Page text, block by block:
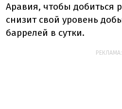
Аравия, чтобы добиться
снизит свой уровень
баррелей в сутки.
РЕКЛАМА: